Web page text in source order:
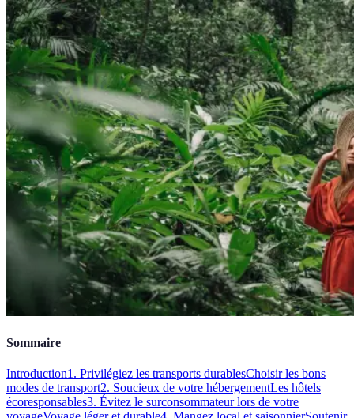
Sommaire
Introduction1. Privilégiez les transports durablesChoisir les bons
modes de transport2. Soucieux de votre hébergementLes hôtels
écoresponsables3. Évitez le surconsommateur lors de votre